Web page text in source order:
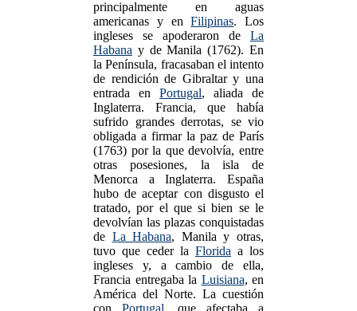
principalmente en aguas
americanas y enFilipinas. Los
ingleses se apoderaron de La
Habana y de Manila (1762). En
la Península, fracasaban el intento
de rendición de Gibraltar y una
entrada en Portugal, aliada de
Inglaterra. Francia, que había
sufrido grandes derrotas, se vio
obligada a firmar la paz de París
(1763) por la que devolvía, entre
otras posesiones, la isla de
Menorca a Inglaterra. España
hubo de aceptar con disgusto el
tratado, por el que si bien se le
devolvían las plazas conquistadas
de La Habana, Manila y otras,
tuvo que ceder la Florida a los
ingleses y, a cambio de ella,
Francia entregaba la Luisiana, en
América del Norte. La cuestión
con Portugal, que afectaba a